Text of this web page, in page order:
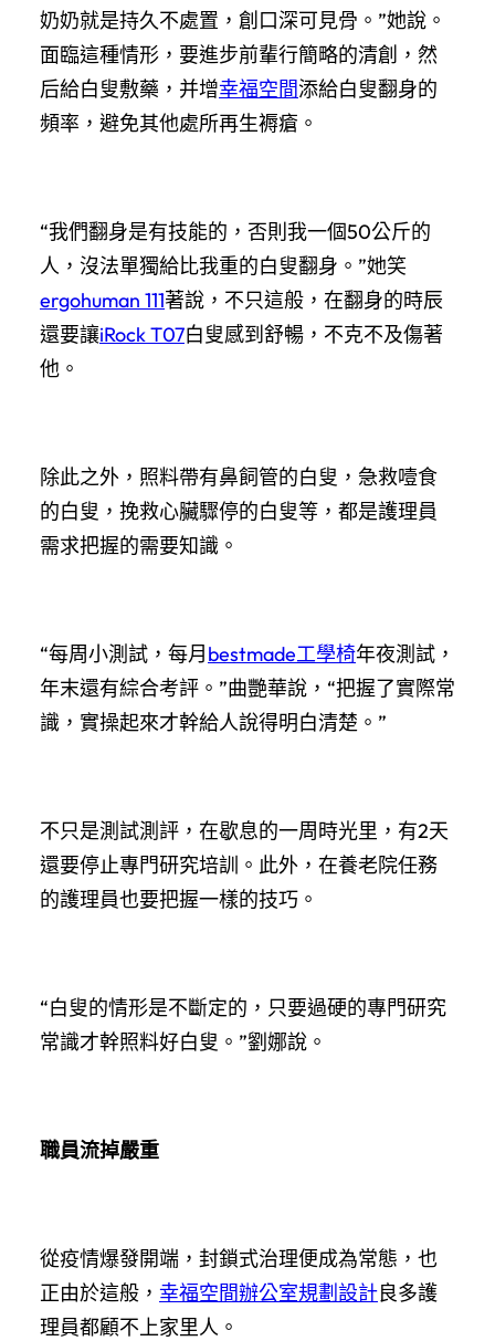
奶奶就是持久不處置，創口深可見骨。”她說。
面臨這種情形，要進步前輩行簡略的清創，然
后給白叟敷藥，并增幸福空間添給白叟翻身的
頻率，避免其他處所再生褥瘡。
“我們翻身是有技能的，否則我一個50公斤的
人，沒法單獨給比我重的白叟翻身。”她笑
ergohuman 111著說，不只這般，在翻身的時辰
還要讓iRock T07白叟感到舒暢，不克不及傷著
他。
除此之外，照料帶有鼻飼管的白叟，急救噎食
的白叟，挽救心臟驟停的白叟等，都是護理員
需求把握的需要知識。
“每周小測試，每月 bestmade工學椅年夜測試，
年末還有綜合考評。”曲艷華說，“把握了實際常
識，實操起來才幹給人說得明白清楚。”
不只是測試測評，在歇息的一周時光里，有2天
還要停止專門研究培訓。此外，在養老院任務
的護理員也要把握一樣的技巧。
“白叟的情形是不斷定的，只要過硬的專門研究
常識才幹照料好白叟。”劉娜說。
職員流掉嚴重
從疫情爆發開端，封鎖式治理便成為常態，也
正由於這般， 幸福空間辦公室規劃設計良多護
理員都顧不上家里人。